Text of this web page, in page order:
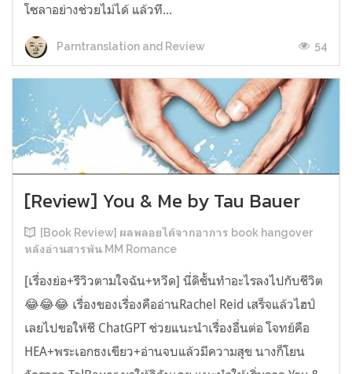
โซลาอย่างช่วยไม่ได้ แล้วที...
Parntranslation and Review 54
[Review] You & Me by Tau Bauer
[Book Review] ผลพลอยได้จากอาการ book hangover
หลังอ่านสารพัน MM Romance
[เรื่องย่อ+รีวิวตามใจฉัน+หวีด] นี่ดิชั้นทำอะไรลงไปกับชีวิต
😂😂😂 เรื่องของเรื่องคืออ่านRachel Reid เสร็จแล้วไฮป์
เลยไปขอให้ชี ChatGPT ช่วยแนะนำเรื่องอื่นต่อ โจทย์คือ
HEA+พระเอกธงเขียว+อ่านจบแล้วมีความสุข นางก็โยน